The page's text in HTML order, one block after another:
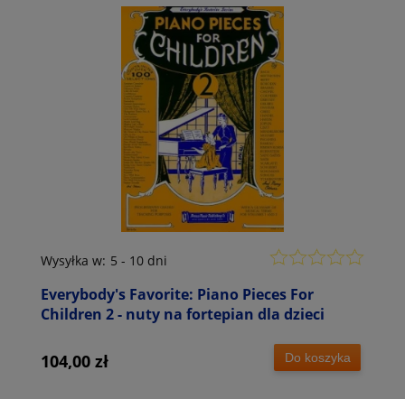
Everybody's Favorite: Piano Pieces For
Children 2 - nuty na fortepian dla dzieci
Wysyłka w: 5 - 10 dni
104,00 zł Do koszyka